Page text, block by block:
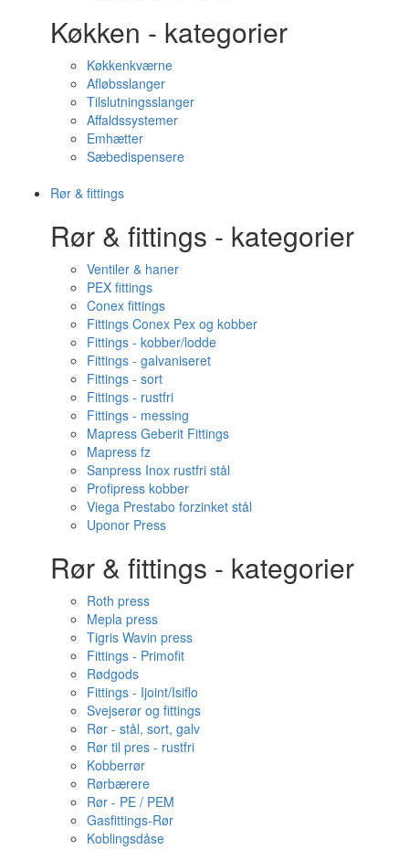
Køkken - kategorier
Køkkenkværne
Afløbsslanger
Tilslutningsslanger
Affaldssystemer
Emhætter
Sæbedispensere
Rør & fittings
Rør & fittings - kategorier
Ventiler & haner
PEX fittings
Conex fittings
Fittings Conex Pex og kobber
Fittings - kobber/lodde
Fittings - galvaniseret
Fittings - sort
Fittings - rustfri
Fittings - messing
Mapress Geberit Fittings
Mapress fz
Sanpress Inox rustfri stål
Profipress kobber
Viega Prestabo forzinket stål
Uponor Press
Rør & fittings - kategorier
Roth press
Mepla press
Tigris Wavin press
Fittings - Primofit
Rødgods
Fittings - Ijoint/Isiflo
Svejserør og fittings
Rør - stål, sort, galv
Rør til pres - rustfri
Kobberrør
Rørbærere
Rør - PE / PEM
Gasfittings-Rør
Koblingsdåse